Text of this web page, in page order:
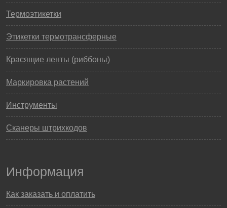
Термоэтикетки
Этикетки термотрансферные
Красящие ленты (риббоны)
Маркировка растений
Инструменты
Сканеры штрихкодов
Информация
Как заказать и оплатить